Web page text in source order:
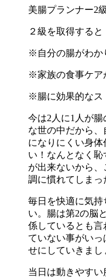
美腸プランナー2
２級を取得すると
※自分の腸がわか
※家族の食事ケア
※腸に効果的なス
今は2人に1人が
な世の中だから
になりにくい身
い！なんとなく
が出来ないから
調に慣れてしまっ
毎日を快適に気持
い。腸は第2の脳
係しているとも
ていない事がいっ
せにしていきまし
当日は動きやす